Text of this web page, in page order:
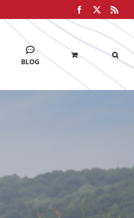
Facebook
BLOG